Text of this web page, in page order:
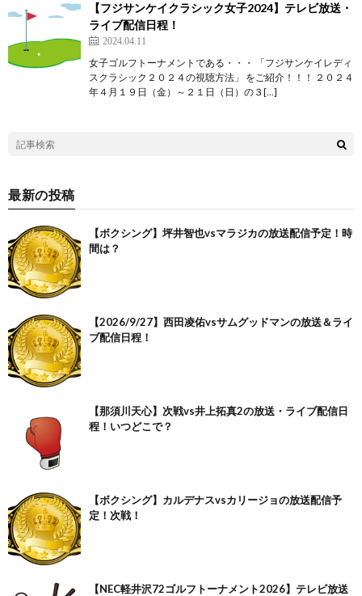
【フジサンケイクラシック女子2024】テレビ放送・
ライブ配信日程！
2024.04.11
女子ゴルフトーナメントである・・・ 「フジサンケイレディ
スクラシック２０２４の視聴方法」 をご紹介！！！ ２０２４
年４月１９日（金）～２１日（日）の３[…]
最新の投稿
【ボクシング】坪井智也vsマラジカの放送配信予定！時
間は？
【2026/9/27】西田凌佑vsサムグッドマンの放送＆ライ
ブ配信日程！
【那須川天心】次戦vs井上拓真2の放送・ライブ配信日
程！いつどこで？
【ボクシング】カルデナスvsカリージョの放送配信予
定！次戦！
【NEC軽井沢72ゴルフトーナメント2026】テレビ放送